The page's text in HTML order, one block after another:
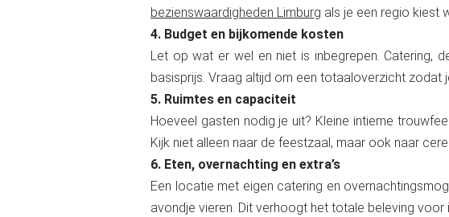
bezienswaardigheden Limburg als je een regio kiest
4. Budget en bijkomende kosten
Let op wat er wel en niet is inbegrepen. Catering,
basisprijs. Vraag altijd om een totaaloverzicht zodat
5. Ruimtes en capaciteit
Hoeveel gasten nodig je uit? Kleine intieme
Kijk niet alleen naar de feestzaal, maar ook naar
6. Eten, overnachting en extra’s
Een locatie met eigen catering en
avondje vieren. Dit verhoogt het totale beleving voor